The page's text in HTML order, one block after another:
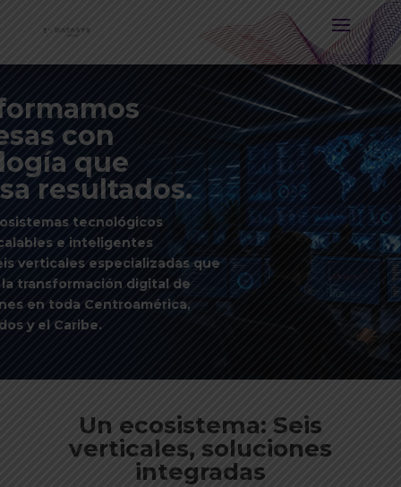
con
que
resultados.
tecnológicos
e inteligentes
verticales especializadas que
transformación digital de
en toda Centroamérica,
y el Caribe.
Un ecosistema: Seis
verticales, soluciones
integradas